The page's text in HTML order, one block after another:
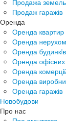
Продажа
Продаж гаражів
Оренда
Оренда квартир
Оренда
Оренда будинкiв
Оренда
Оренда
Оренда
Оренда гаражів
Новобудови
Про нас